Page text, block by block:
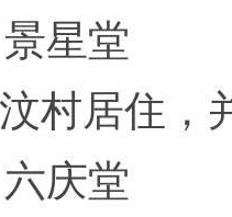
星堂
村居住，
庆堂